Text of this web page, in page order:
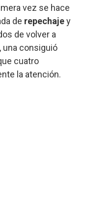
vez se hace
de repechajey
de volver a
una consiguió
cuatro
la atención.